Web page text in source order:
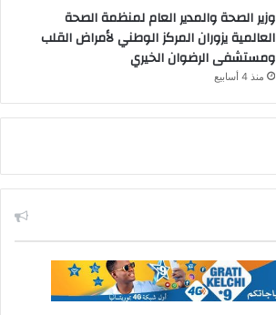
وزير الصحة والمدير العام لمنظمة الصحة
العالمية يزوران المركز الوطني لأمراض القلب
ومستشفى الرضوان الخيري
منذ 4 أسابيع